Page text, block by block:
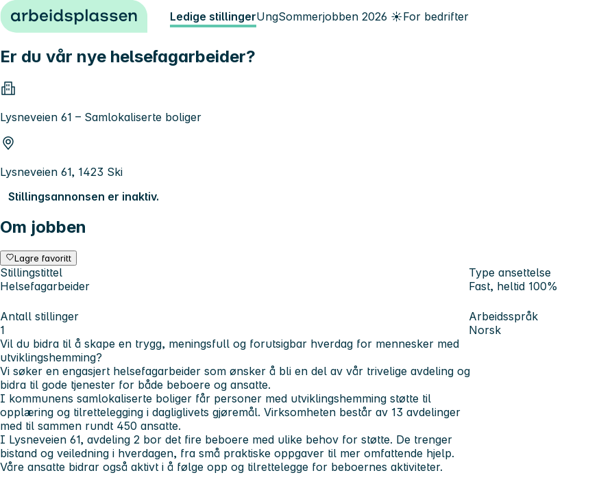
Hopp til innhold Ledige stillingerUngSommerjobben 2026 ☀️For bedrifter
Er du vår nye helsefagarbeider?
Lysneveien 61 – Samlokaliserte boliger
Lysneveien 61, 1423 Ski
Stillingsannonsen er inaktiv.
Om jobben
Lagre favoritt
Stillingstittel
Helsefagarbeider
Type ansettelse
Fast, heltid 100%
Antall stillinger
1
Arbeidsspråk
Norsk
Vil du bidra til å skape en trygg, meningsfull og forutsigbar hverdag for mennesker med
utviklingshemming?
Vi søker en engasjert helsefagarbeider som ønsker å bli en del av vår trivelige avdeling og
bidra til gode tjenester for både beboere og ansatte.
I kommunens samlokaliserte boliger får personer med utviklingshemming støtte til
opplæring og tilrettelegging i dagliglivets gjøremål. Virksomheten består av 13 avdelinger
med til sammen rundt 450 ansatte.
I Lysneveien 61, avdeling 2 bor det fire beboere med ulike behov for støtte. De trenger
bistand og veiledning i hverdagen, fra små praktiske oppgaver til mer omfattende hjelp.
Våre ansatte bidrar også aktivt i å følge opp og tilrettelegge for beboernes aktiviteter.